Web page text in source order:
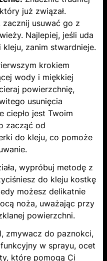
już związał.
usuwać go z
Najlepiej, jeśli uda
zanim stwardnieje.
krokiem
wody i miękkiej
powierzchnię,
usunięcia
ciepło jest Twoim
zacząć od
do kleju, co pomoże
wypróbuj metodę z
do kleju kostkę
możesz delikatnie
noża, uważając przy
powierzchni.
zmywacz do paznokci,
w sprayu, ocet
które pomogą Ci